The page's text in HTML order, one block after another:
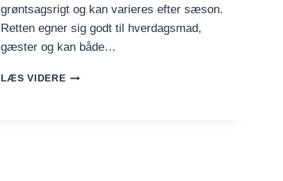
grøntsagsrigt og kan varieres efter sæson.
Retten egner sig godt til hverdagsmad,
gæster og kan både…
LÆS VIDERENEM